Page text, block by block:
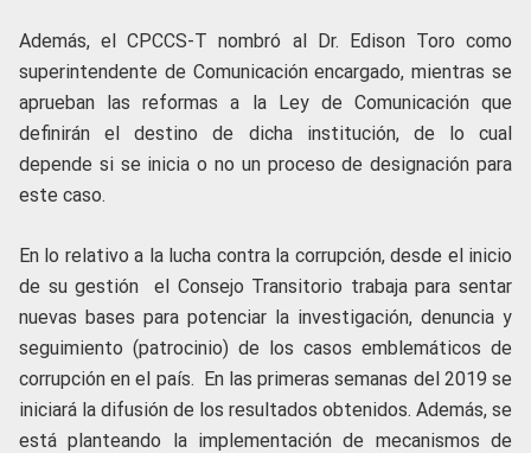
Además, el CPCCS-T nombró al Dr. Edison Toro como
superintendente de Comunicación encargado, mientras se
aprueban las reformas a la Ley de Comunicación que
definirán el destino de dicha institución, de lo cual
depende si se inicia o no un proceso de designación para
este caso.
En lo relativo a la lucha contra la corrupción, desde el inicio
de su gestión
el Consejo Transitorio trabaja para sentar
nuevas bases para potenciar la investigación, denuncia y
seguimiento (patrocinio) de los casos emblemáticos de
corrupción en el país. En las primeras semanas del 2019 se
iniciará la difusión de los resultados obtenidos. Además, se
está planteando la implementación de mecanismos de